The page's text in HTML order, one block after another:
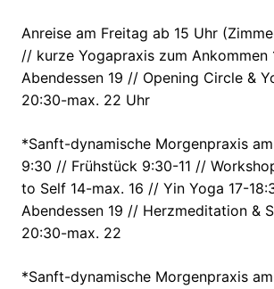
Anreise am Freitag ab 15 Uhr
// kurze Yogapraxis zum Ankommen
Abendessen 19 // Opening Circle &
20:30-max. 22 Uhr
*Sanft-dynamische Morgenpraxis
9:30 // Frühstück 9:30-11 //
to Self 14-max. 16 // Yin Yoga 17-
Abendessen 19 // Herzmeditation &
20:30-max. 22
*Sanft-dynamische Morgenpraxis